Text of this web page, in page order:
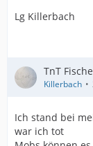
Lg Killerbach
TnT
Killerbach
Ich stand bei
war ich tot